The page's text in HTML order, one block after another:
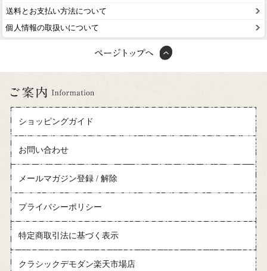
送料とお支払い方法について
個人情報の取扱いについて
ショッピングガイド
お問い合わせ
メールマガジン登録 / 解除
プライバシーポリシー
特定商取引法に基づく表示
クラシックデモダン楽天市場店